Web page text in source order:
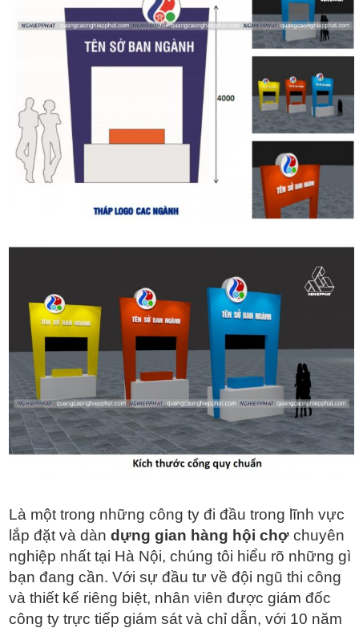
Là một trong những công ty đi đầu trong lĩnh vực
lắp đặt và dàn dựng gian hàng hội chợ chuyên
nghiệp nhất tại Hà Nội, chúng tôi hiểu rõ những gì
bạn đang cần. Với sự đầu tư về đội ngũ thi công
và thiết kế riêng biệt, nhân viên được giám đốc
công ty trực tiếp giám sát và chỉ dẫn, với 10 năm